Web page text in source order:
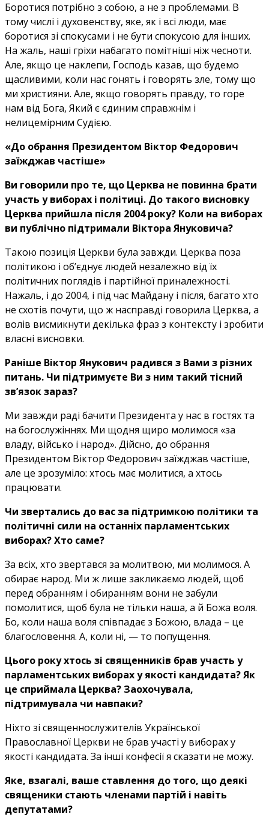
Боротися потрібно з собою, а не з проблемами. В
тому числі і духовенству, яке, як і всі люди, має
боротися зі спокусами і не бути спокусою для інших.
На жаль, наші гріхи набагато помітніші ніж чесноти.
Але, якщо це наклепи, Господь казав, що будемо
щасливими, коли нас гонять і говорять зле, тому що
ми християни. Але, якщо говорять правду, то горе
нам від Бога, Який є єдиним справжнім і
нелицемірним Судією.
«До обрання Президентом Віктор Федорович
заїжджав частіше»
Ви говорили про те, що Церква не повинна брати
участь у виборах і політиці. До такого висновку
Церква прийшла після 2004 року? Коли на виборах
ви публічно підтримали Віктора Януковича?
Такою позиція Церкви була завжди. Церква поза
політикою і об’єднує людей незалежно від їх
політичних поглядів і партійної приналежності.
Нажаль, і до 2004, і під час Майдану і після, багато хто
не схотів почути, що ж насправді говорила Церква, а
волів висмикнути декілька фраз з контексту і зробити
власні висновки.
Раніше Віктор Янукович радився з Вами з різних
питань. Чи підтримуєте Ви з ним такий тісний
зв’язок зараз?
Ми завжди раді бачити Президента у нас в гостях та
на богослужіннях. Ми щодня щиро молимося «за
владу, військо і народ». Дійсно, до обрання
Президентом Віктор Федорович заїжджав частіше,
але це зрозуміло: хтось має молитися, а хтось
працювати.
Чи звертались до вас за підтримкою політики та
політичні сили на останніх парламентських
виборах? Хто саме?
За всіх, хто звертався за молитвою, ми молимося. А
обирає народ. Ми ж лише закликаємо людей, щоб
перед обранням і обиранням вони не забули
помолитися, щоб була не тільки наша, а й Божа воля.
Бо, коли наша воля співпадає з Божою, влада – це
благословення. А, коли ні, — то попущення.
Цього року хтось зі священників брав участь у
парламентських виборах у якості кандидата? Як
це сприймала Церква? Заохочувала,
підтримувала чи навпаки?
Ніхто зі священнослужителів Української
Православної Церкви не брав участі у виборах у
якості кандидата. За інші конфесії я сказати не можу.
Яке, взагалі, ваше ставлення до того, що деякі
священики стають членами партій і навіть
депутатами?